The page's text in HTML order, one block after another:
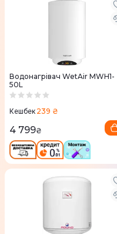
Водонагрівач WetAir MWH1-
50L
Кешбек 239 ₴
4 799₴